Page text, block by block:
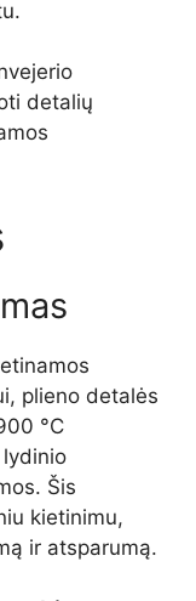
detalių
plieno detalės
°C
Šis
kietinimu,
ir atsparumą.